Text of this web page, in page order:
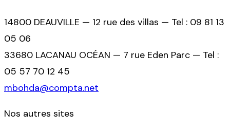
14800 DEAUVILLE — 12 rue des villas — Tel : 09 81 13
05 06
33680 LACANAU OCÉAN — 7 rue Eden Parc — Tel :
05 57 70 12 45
mbohda@compta.net
Nos autres sites